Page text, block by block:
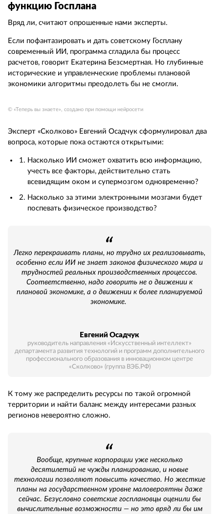
функцию Госплана
Вряд ли, считают опрошенные нами эксперты.
Если пофантазировать и дать советскому Госплану
современный ИИ, программа сгладила бы процесс
расчетов, говорит Екатерина Безсмертная. Но глубинные
исторические и управленческие проблемы плановой
экономики алгоритмы преодолеть бы не смогли.
© «Теперь вы знаете», создано при помощи нейросети
Эксперт «Сколково» Евгений Осадчук сформулировал два
вопроса, которые пока остаются открытыми:
Насколько ИИ сможет охватить всю информацию,
учесть все факторы, действительно стать
всевидящим оком и супермозгом одновременно?
Насколько за этими электронными мозгами будет
поспевать физическое производство?
Легко перекраивать планы, но трудно их реализовывать,
особенно если ИИ не знает законов физического мира и
трудностей реальных производственных процессов.
Соответственно, надо говорить не о движении к
плановой экономике, а о движении к более планируемой
экономике.
Евгений Осадчук
руководитель направления «Искусственный интеллект»
департамента развития технологий и программ дополнительного
профессионального образования в инновационном центре
«Сколково» (группа ВЭБ.РФ)
К тому же распределить ресурсы по такой огромной
территории и найти баланс между интересами разных
регионов невероятно сложно.
Вообще, крупные корпорации уже несколько
десятилетий не чужды планированию, и новые
технологии позволяют повысить качество. Но жесткие
планы на государственном уровне маловероятны даже
сейчас. Безусловно советские госплановцы оценили бы
вычислительные возможности — но это вряд ли бы им